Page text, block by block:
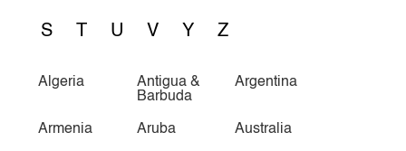
S T U V Y Z
Algeria
Antigua &
Barbuda
Argentina
Armenia Aruba Australia